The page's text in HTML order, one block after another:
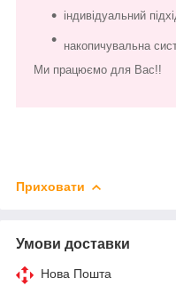
індивідуальний
накопичувальна
Ми працюємо для Вас!!
Приховати
Умови доставки
Нова Пошта